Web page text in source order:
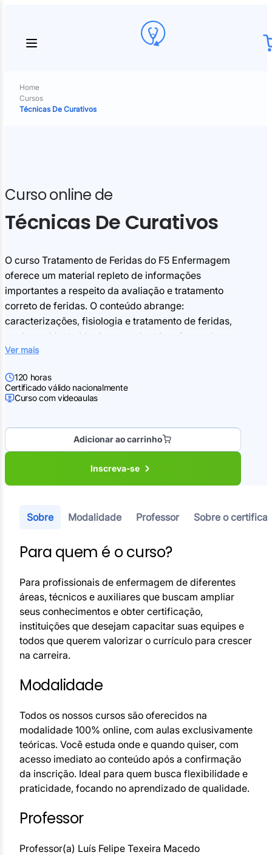
Home
Cursos
Técnicas De Curativos
Curso online de
Técnicas De Curativos
O curso Tratamento de Feridas do F5 Enfermagem
oferece um material repleto de informações
importantes a respeito da avaliação e tratamento
correto de feridas. O conteúdo abrange:
caracterizações, fisiologia e tratamento de feridas,
qual o ambiente ideal para a cicatrização, quais os
produtos utilizados para que ocorra a cicatrização
Ver mais
120 horas
Certificado válido nacionalmente
Curso com videoaulas
Inscreva-se
Adicionar ao carrinho
Sobre Modalidade Professor Sobre o
Para quem é o curso?
Para profissionais de enfermagem de diferentes
áreas, técnicos e auxiliares que buscam ampliar
seus conhecimentos e obter certificação,
instituições que desejam capacitar suas equipes e
todos que querem valorizar o currículo para crescer
na carreira.
Modalidade
Todos os nossos cursos são oferecidos na
modalidade 100% online, com aulas exclusivamente
teóricas. Você estuda onde e quando quiser, com
acesso imediato ao conteúdo após a confirmação
da inscrição. Ideal para quem busca flexibilidade e
praticidade, focando no aprendizado de qualidade.
Professor
Professor(a) Luís Felipe Texeira Macedo